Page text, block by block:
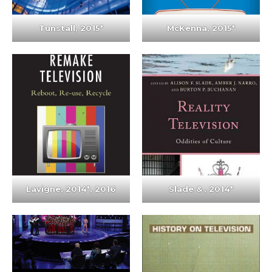
Tunstall, 2015* McKenna, 2015*
Lavigne, 2014*, 2016 Slade&, 2014*